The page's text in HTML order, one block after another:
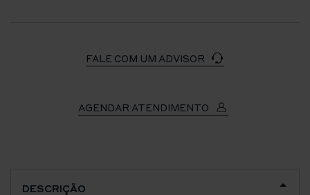
FALE COM UM ADVISOR
AGENDAR ATENDIMENTO
DESCRIÇÃO